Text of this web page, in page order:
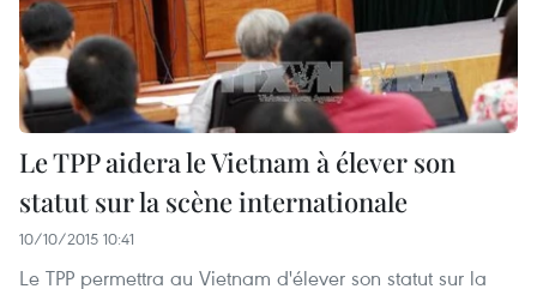
Le TPP aidera le Vietnam à élever son
statut sur la scène internationale
10/10/2015 10:41
Le TPP permettra au Vietnam d'élever son statut sur la